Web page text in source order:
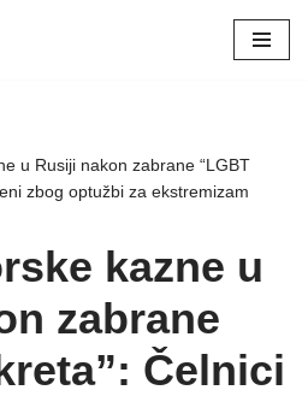
u Rusiji nakon zabrane “LGBT
zbog optužbi za ekstremizam
kazne u
zabrane
Čelnici